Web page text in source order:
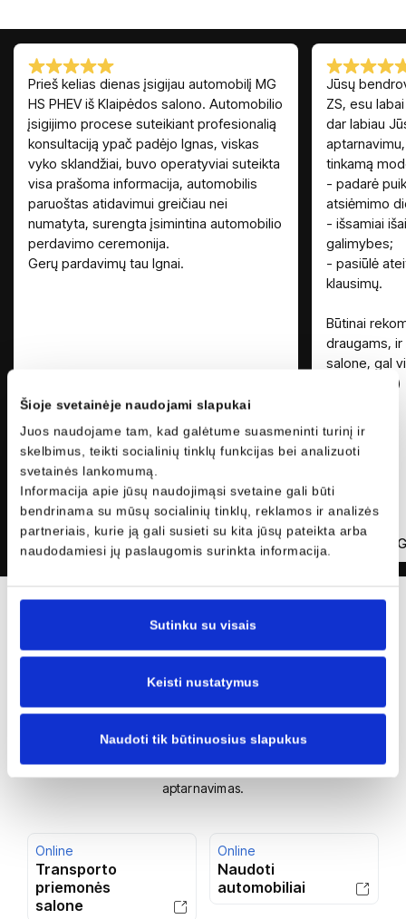
Šioje svetainėje naudojami slapukai
Juos naudojame tam, kad galėtume suasmeninti turinį ir
skelbimus, teikti socialinių tinklų funkcijas bei analizuoti
svetainės lankomumą.
Informacija apie jūsų naudojimąsi svetaine gali būti
bendrinama su mūsų socialinių tinklų, reklamos ir analizės
partneriais, kurie ją gali susieti su kita jūsų pateikta arba
naudodamiesi jų paslaugomis surinkta informacija.
Sutinku su visais
Keisti nustatymus
Naudoti tik būtinuosius slapukus
Prieš kelias dienas įsigijau automobilį MG
HS PHEV iš Klaipėdos salono. Automobilio
įsigijimo procese suteikiant profesionalią
konsultaciją ypač padėjo Ignas, viskas
vyko sklandžiai, buvo operatyviai suteikta
visa prašoma informacija, automobilis
paruoštas atidavimui greičiau nei
numatyta, surengta įsimintina automobilio
perdavimo ceremonija.
Gerų pardavimų tau Ignai.
Alvydas R Prieš 4 mėnesius
Jūsų
ZS, esu
dar labiau
tinkamą
- padarė
atsiėmimo
- išsamiai
galimybes;
- pasiūlė
klausimų.
Būtinai
draugams,
salone, gal
automobilį ;)
Jonas G
Jūsų nauja transporto
priemonė yra čia!
Autobrava Motors - oficialus automobilių ir motociklų atstovas
Lietuvoje. Naujų ir mažai naudotų automobilių, motociklų ir
komercinio transporto priemonių pardavimas, originalių atsarginių
dalių pardavimas, kėbulų remontas ir einamasis techninis
aptarnavimas.
Online
Transporto
priemonės
salone
Online
Naudoti
automobiliai